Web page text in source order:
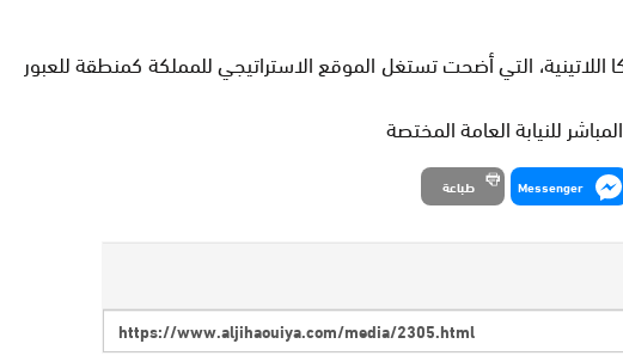
اللاتينية، التي أضحت تستغل الموقع الاستراتيجي للمملكة كمنطقة للعبور
للنيابة العامة المختصة
Messenger طباعة